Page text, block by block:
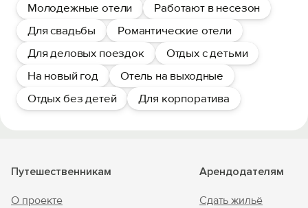
Молодежные отели
Работают в несезон
Для свадьбы
Романтические отели
Для деловых поездок
Отдых с детьми
На новый год
Отель на выходные
Отдых без детей
Для корпоратива
Путешественникам
О проекте
Арендодателям
Сдать жильё